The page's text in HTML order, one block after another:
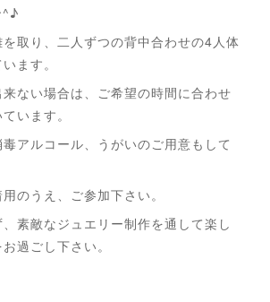
取り、二人ずつの背中合わせの4人体
ます。
ない場合は、ご希望の時間に合わせ
います。
アルコール、うがいのご用意もして
のうえ、ご参加下さい。
素敵なジュエリー制作を通して楽し
過ごし下さい。